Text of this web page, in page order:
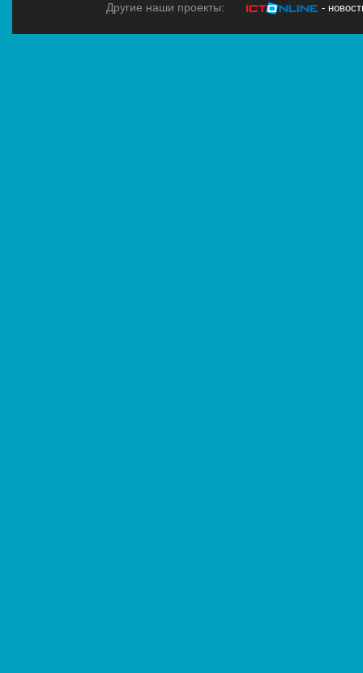
Другие наши проекты: -